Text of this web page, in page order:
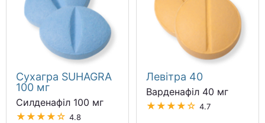
Сухагра SUHAGRA
100 мг
Силденафіл 100 мг
★★★★☆ 4.8
Левітра 40
Варденафіл 40 мг
★★★★☆ 4.7